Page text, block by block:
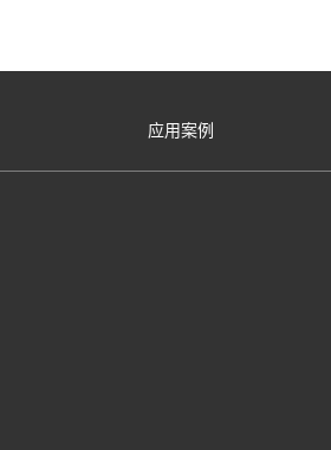
应用案例